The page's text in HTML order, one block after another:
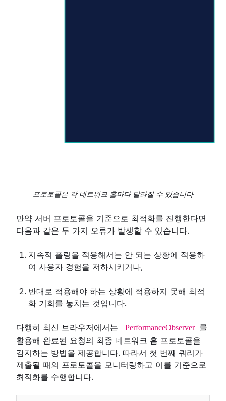
프로토콜은 각 네트워크 홉마다 달라질 수 있습니다
만약 서버 프로토콜을 기준으로 최적화를 진행한다면
다음과 같은 두 가지 오류가 발생할 수 있습니다.
지속적 폴링을 적용해서는 안 되는 상황에 적용하
여 사용자 경험을 저하시키거나,
반대로 적용해야 하는 상황에 적용하지 못해 최적
화 기회를 놓치는 것입니다.
다행히 최신 브라우저에서는 PerformanceObserver 를
활용해 완료된 요청의 최종 네트워크 홉 프로토콜을
감지하는 방법을 제공합니다. 따라서 첫 번째 쿼리가
제출될 때의 프로토콜을 모니터링하고 이를 기준으로
최적화를 수행합니다.